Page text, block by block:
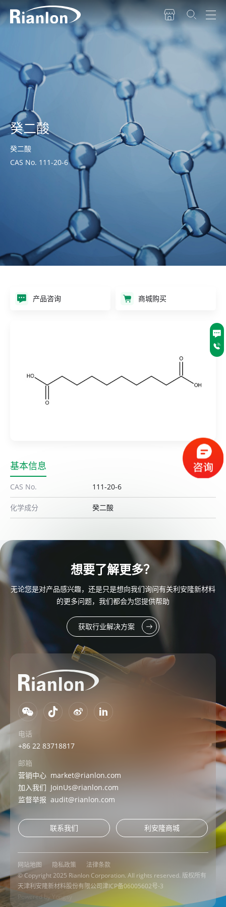
癸二酸
癸二酸
CAS No. 111-20-6
基本信息
CAS No. 111-20-6
化学成分 癸二酸
产品咨询 商城购买
想要了解更多？
无论您是对产品感兴趣，还是只是想向我们询问有关利安隆新材料
的更多问题，我们都会为您提供帮助
获取行业解决方案
电话
+86 22 83718817
邮箱
营销中心 market@rianlon.com
加入我们 JoinUs@rianlon.com
监督举报 audit@rianlon.com
联系我们 利安隆商城
© Copyright 2025 Rianlon Corporation. All rights reserved. 版权所有
天津利安隆新材料股份有限公司津ICP备06005602号-3
Powered by Yongsy
网站地图 隐私政策 法律条款